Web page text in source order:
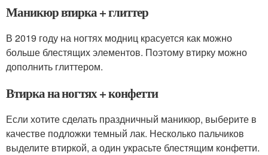
Маникюр втирка + глиттер
В 2019 году на ногтях модниц красуется как можно
больше блестящих элементов. Поэтому втирку можно
дополнить глиттером.
Втирка на ногтях + конфетти
Если хотите сделать праздничный маникюр, выберите в
качестве подложки темный лак. Несколько пальчиков
выделите втиркой, а один украсьте блестящим конфетти.